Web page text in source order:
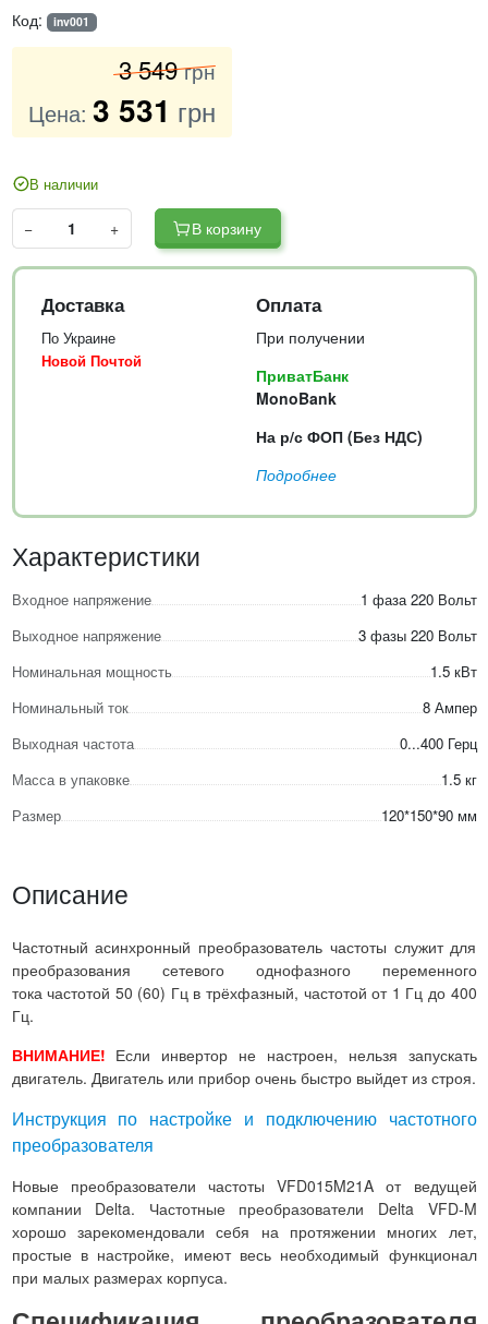
Код: inv001
3 549 грн
Цена: 3 531 грн
В наличии
− + В корзину
Доставка
По Украине
Новой Почтой
Оплата
При получении
ПриватБанк
MonoBank
На р/с ФОП (Без НДС)
Подробнее
Характеристики
Входное напряжение
1 фаза 220 Вольт
Выходное напряжение
3 фазы 220 Вольт
Номинальная мощность
1.5 кВт
Номинальный ток
8 Ампер
Выходная частота
0...400 Герц
Масса в упаковке
1.5 кг
Размер
120*150*90 мм
Описание
Частотный асинхронный преобразователь частоты служит для
преобразования сетевого однофазного переменного
тока частотой 50 (60) Гц в трёхфазный, частотой от 1 Гц до 400
Гц.
ВНИМАНИЕ! Если инвертор не настроен, нельзя запускать
двигатель. Двигатель или прибор очень быстро выйдет из строя.
Инструкция по настройке и подключению частотного
преобразователя
Новые преобразователи частоты VFD015M21A от ведущей
компании Delta. Частотные преобразователи Delta VFD-M
хорошо зарекомендовали себя на протяжении многих лет,
простые в настройке, имеют весь необходимый функционал
при малых размерах корпуса.